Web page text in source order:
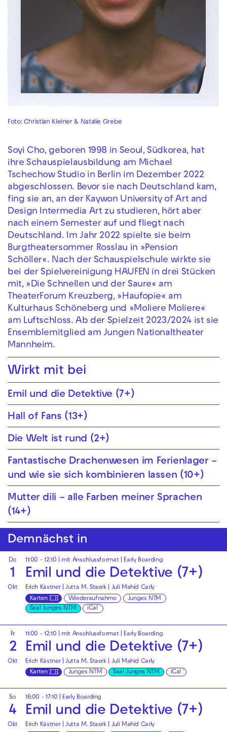
Foto: Christian Kleiner & Natalie Grebe
Soyi Cho, geboren 1998 in Seoul, Südkorea, hat
ihre Schauspielausbildung am Michael
Tschechow Studio in Berlin im Dezember 2022
abgeschlossen. Bevor sie nach Deutschland kam,
fing sie an, an der Kaywon University of Art and
Design Intermedia Art zu studieren, hört aber
nach einem Semester auf und fliegt nach
Deutschland. Im Jahr 2022 spielte sie beim
Burgtheatersommer Rosslau in »Pension
Schöller«. Nach der Schauspielschule wirkte sie
bei der Spielvereinigung HAUFEN in drei Stücken
mit, »Die Schnellen und der Saure« am
TheaterForum Kreuzberg, »Haufopie« am
Kulturhaus Schöneberg und »Moliere Moliere«
am Luftschloss. Ab der Spielzeit 2023/2024 ist sie
Ensemblemitglied am Jungen Nationaltheater
Mannheim.
Wirkt mit bei
Emil und die Detektive (7+)
Hall of Fans (13+)
Die Welt ist rund (2+)
Fantastische Drachenwesen im Ferienlager –
und wie sie sich kombinieren lassen (10+)
Mutter dili – alle Farben meiner Sprachen
(14+)
Demnächst in
Do
1
Okt
11:00 - 12:10 | mit Anschlussformat | Early Boarding
Emil und die Detektive (7+)
Erich Kästner | Jutta M. Staerk | Juli Mahid Carly
Karten
Wiederaufnahme
Junges NTM
Saal Junges NTM
iCal
Fr
2
Okt
11:00 - 12:10 | mit Anschlussformat | Early Boarding
Emil und die Detektive (7+)
Erich Kästner | Jutta M. Staerk | Juli Mahid Carly
Karten
Junges NTM Saal Junges NTM iCal
So
4
Okt
16:00 - 17:10 | Early Boarding
Emil und die Detektive (7+)
Erich Kästner | Jutta M. Staerk | Juli Mahid Carly